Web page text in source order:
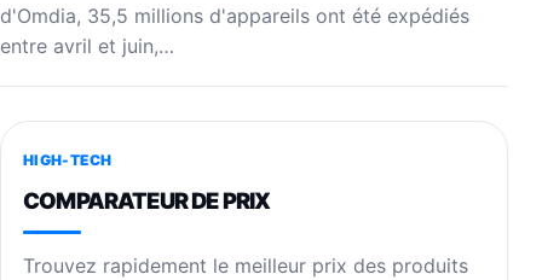
d'Omdia, 35,5 millions d'appareils ont été expédiés
entre avril et juin,…
HIGH-TECH
COMPARATEUR DE PRIX
Trouvez rapidement le meilleur prix des produits